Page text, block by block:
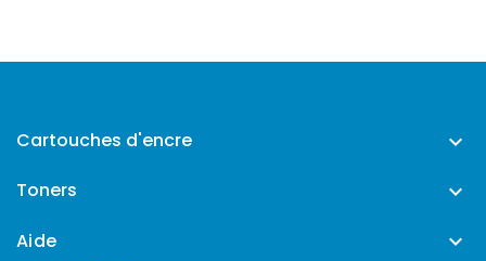
Cartouches d'encre 
Toners 
Aide 